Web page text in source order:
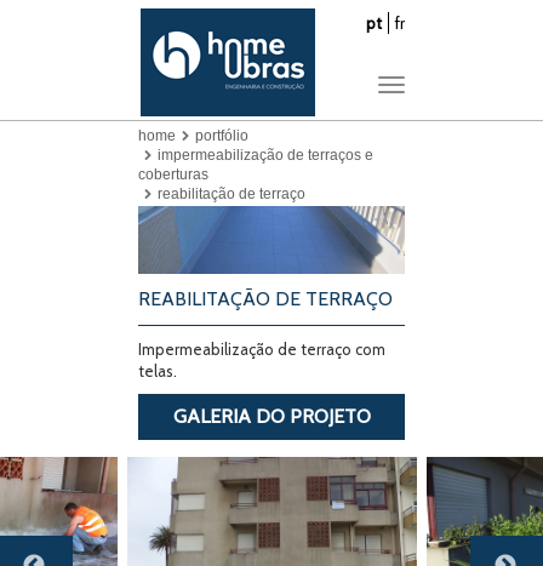
pt fr
Toggle
home
portfólio
impermeabilização de terraços e
coberturas
reabilitação de terraço
REABILITAÇÃO DE TERRAÇO
Impermeabilização de terraço com
telas.
GALERIA DO PROJETO